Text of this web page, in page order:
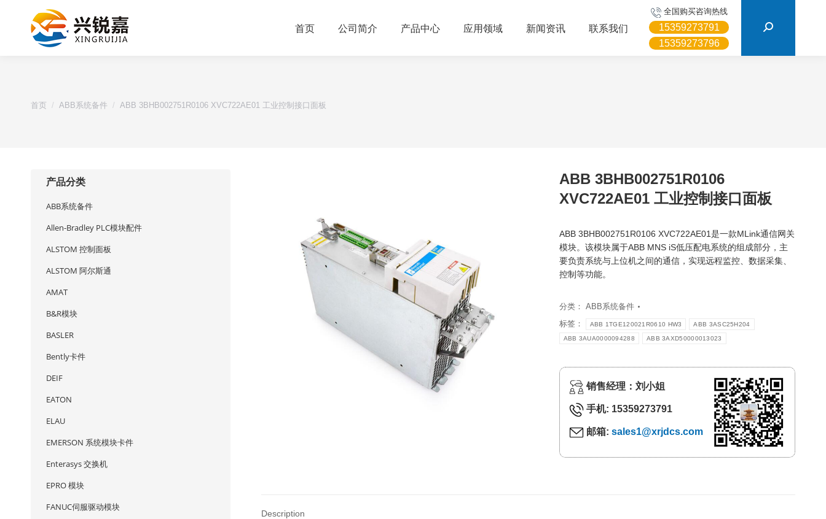
首页 公司简介 产品中心 应用领域 新闻资讯 联系我们
全国购买咨询热线
15359273791
15359273796
首页 ABB系统备件 ABB 3BHB002751R0106 XVC722AE01 工业控制接口面板
ABB 3BHB002751R0106
XVC722AE01 工业控制接口面板
ABB 3BHB002751R0106 XVC722AE01是一款MLink通信网关
模块。该模块属于ABB MNS iS低压配电系统的组成部分，主
要负责系统与上位机之间的通信，实现远程监控、数据采集、
控制等功能。
分类： ABB系统备件
标签：
ABB 1TGE120021R0610 HW3 ABB 3ASC25H204
ABB 3AUA0000094288 ABB 3AXD50000013023
销售经理：刘小姐
手机: 15359273791
邮箱: sales1@xrjdcs.com
Description
产品分类
ABB系统备件
Allen-Bradley PLC模块配件
ALSTOM 控制面板
ALSTOM 阿尔斯通
AMAT
B&R模块
BASLER
Bently卡件
DEIF
EATON
ELAU
EMERSON 系统模块卡件
Enterasys 交换机
EPRO 模块
FANUC伺服驱动模块